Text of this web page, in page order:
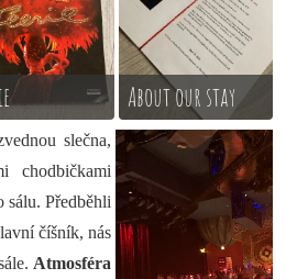
About our stay
slečna,
chodbičkami
sálu. Předběhli
číšník, nás
Atmosféra